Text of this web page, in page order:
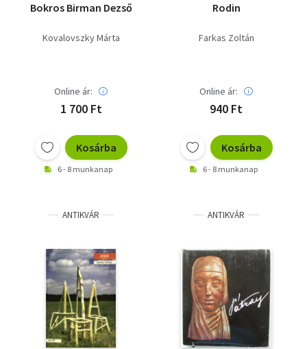
Bokros Birman Dezső
Kovalovszky Márta
Online ár:
1 700 Ft
Kosárba
6 - 8 munkanap
Rodin
Farkas Zoltán
Online ár:
940 Ft
Kosárba
6 - 8 munkanap
ANTIKVÁR ANTIKVÁR